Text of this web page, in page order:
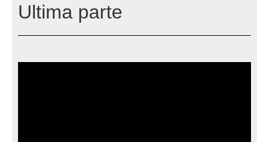
Ultima parte